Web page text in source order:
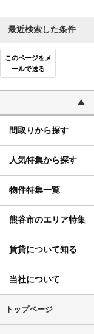
最近検索した条件
このページをメ
ールで送る
間取りから探す
人気特集から探す
物件特集一覧
熊谷市のエリア特集
賃貸について知る
当社について
トップページ